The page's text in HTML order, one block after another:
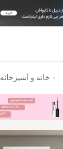
خانه و آشپزخانه